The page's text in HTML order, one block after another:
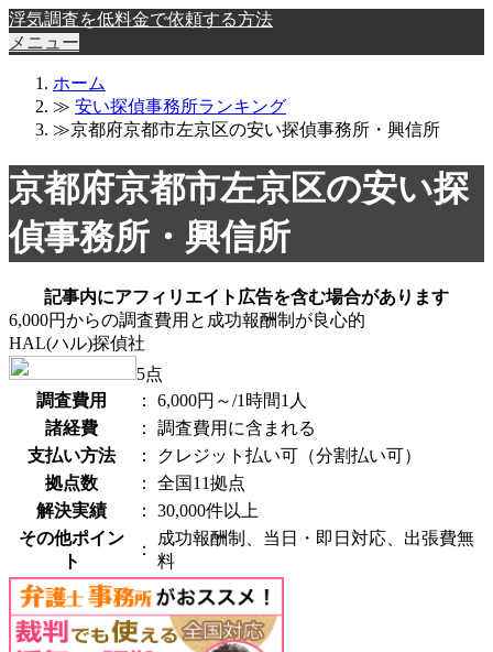
浮気調査を低料金で依頼する方法
メニュー
ホーム
≫ 安い探偵事務所ランキング
≫京都府京都市左京区の安い探偵事務所・興信所
京都府京都市左京区の安い探
偵事務所・興信所
記事内にアフィリエイト広告を含む場合があります
6,000円からの調査費用と成功報酬制が良心的
HAL(ハル)探偵社
5点
調査費用
：
6,000円～/1時間1人
諸経費
：
調査費用に含まれる
支払い方法
：
クレジット払い可（分割払い可）
拠点数
：
全国11拠点
解決実績
：
30,000件以上
その他ポイン
ト
：
成功報酬制、当日・即日対応、出張費無
料